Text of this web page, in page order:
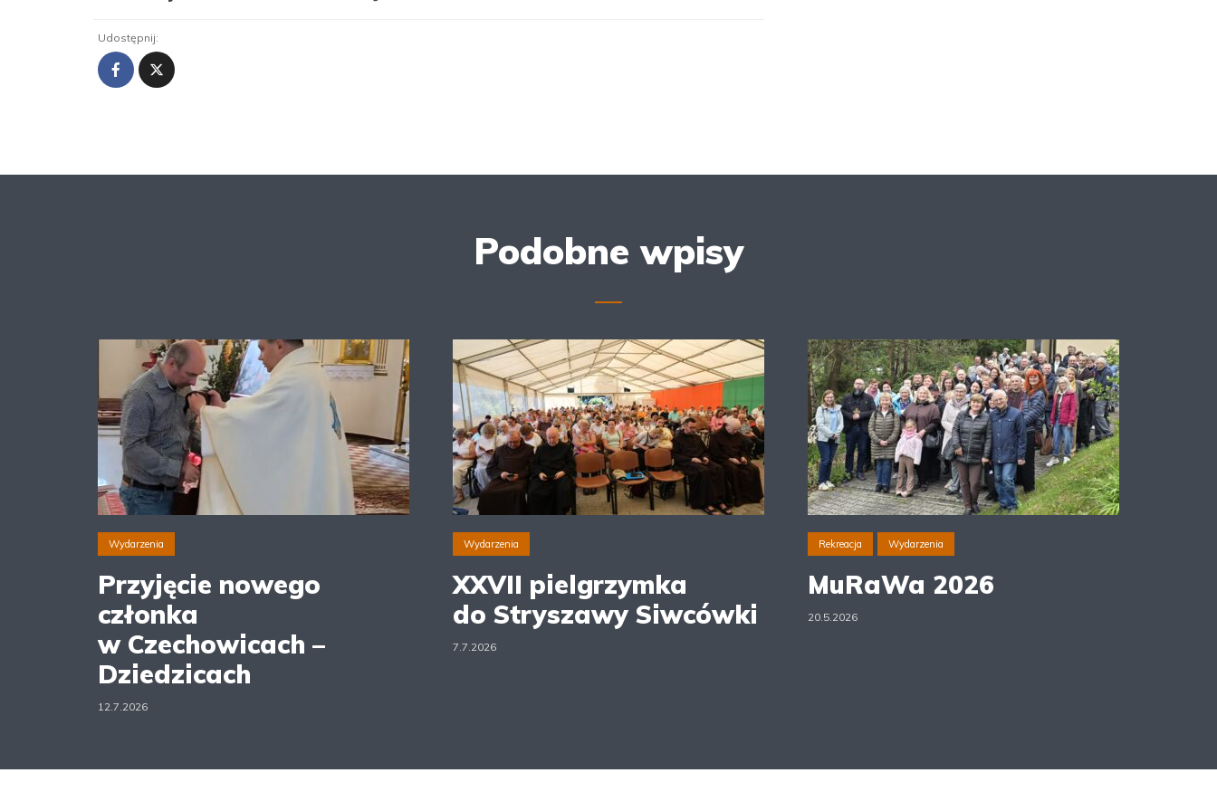
Udostępnij:
Podobne wpisy
Wydarzenia
Przyjęcie nowego
członka
w Czechowicach –
Dziedzicach
12.7.2026
Wydarzenia
XXVII pielgrzymka
do Stryszawy Siwcówki
7.7.2026
Rekreacja Wydarzenia
MuRaWa 2026
20.5.2026